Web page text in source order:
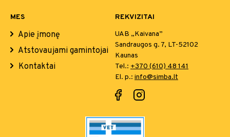
MES
Apie įmonę
Atstovaujami gamintojai
Kontaktai
REKVIZITAI
UAB „Kaivana”
Sandraugos g. 7, LT-52102
Kaunas
Tel.: +370 (610) 48 141
El. p.: info@simba.lt